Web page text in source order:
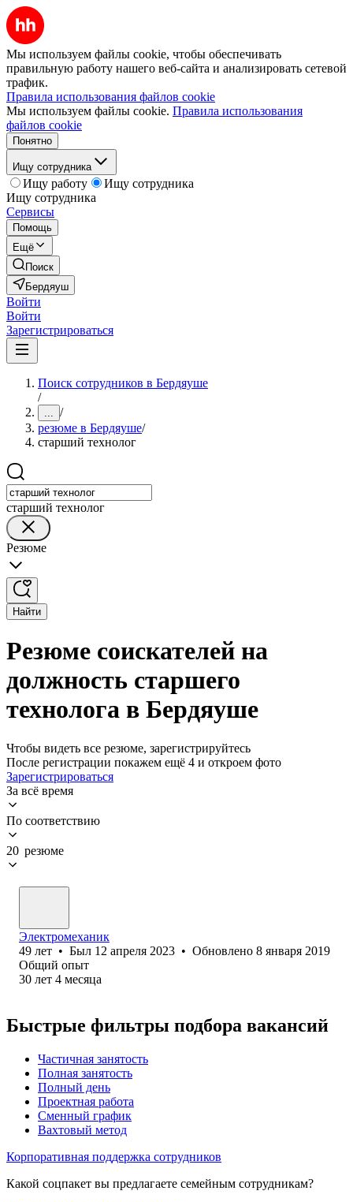
Мы используем файлы cookie, чтобы обеспечивать
правильную работу нашего веб-сайта и анализировать сетевой
трафик.
Правила использования файлов cookie
Мы используем файлы cookie. Правила использования
файлов cookie
Понятно
Ищу сотрудника
Ищу работу
Ищу сотрудника
Ищу сотрудника
Сервисы
Помощь
Ещё
Поиск
Бердяуш
Войти
Войти
Зарегистрироваться
Поиск сотрудников в Бердяуше
/
... /
резюме в Бердяуше/
старший технолог
старший технолог
Резюме
Найти
Резюме соискателей на
должность старшего
технолога в Бердяуше
Чтобы видеть все резюме, зарегистрируйтесь
После регистрации покажем ещё 4 и откроем фото
Зарегистрироваться
За всё время
По соответствию
20 резюме
Электромеханик
49 лет • Был 12 апреля 2023 • Обновлено 8 января 2019
Общий опыт
30 лет 4 месяца
Быстрые фильтры подбора вакансий
Частичная занятость
Полная занятость
Полный день
Проектная работа
Сменный график
Вахтовый метод
Корпоративная поддержка сотрудников
Какой соцпакет вы предлагаете семейным сотрудникам?